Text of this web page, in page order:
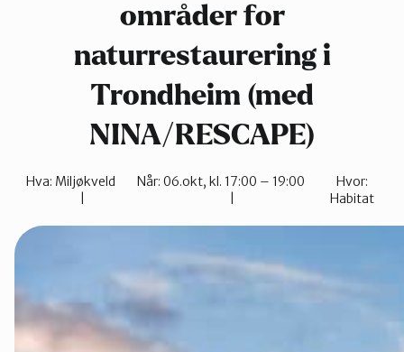
Melhus
områder for
naturrestaurering i
Trondheim (med
NINA/RESCAPE)
Hva: Miljøkveld Når: 06.okt, kl. 17:00 – 19:00
Hvor:
Habitat